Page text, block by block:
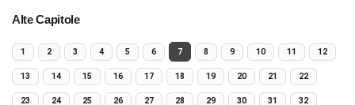
Alte Capitole
1 2 3 4 5 6 7 8 9 10 11 12
13 14 15 16 17 18 19 20 21 22
23 24 25 26 27 28 29 30 31 32